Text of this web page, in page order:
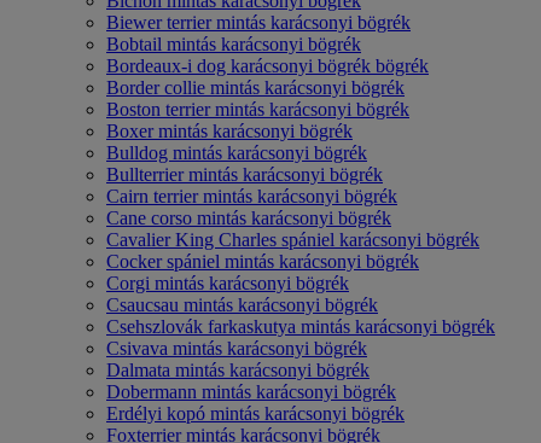
Biewer terrier mintás karácsonyi bögrék
Bobtail mintás karácsonyi bögrék
Bordeaux-i dog karácsonyi bögrék bögrék
Border collie mintás karácsonyi bögrék
Boston terrier mintás karácsonyi bögrék
Boxer mintás karácsonyi bögrék
Bulldog mintás karácsonyi bögrék
Bullterrier mintás karácsonyi bögrék
Cairn terrier mintás karácsonyi bögrék
Cane corso mintás karácsonyi bögrék
Cavalier King Charles spániel karácsonyi bögrék
Cocker spániel mintás karácsonyi bögrék
Corgi mintás karácsonyi bögrék
Csaucsau mintás karácsonyi bögrék
Csehszlovák farkaskutya mintás karácsonyi bögrék
Csivava mintás karácsonyi bögrék
Dalmata mintás karácsonyi bögrék
Dobermann mintás karácsonyi bögrék
Erdélyi kopó mintás karácsonyi bögrék
Foxterrier mintás karácsonyi bögrék